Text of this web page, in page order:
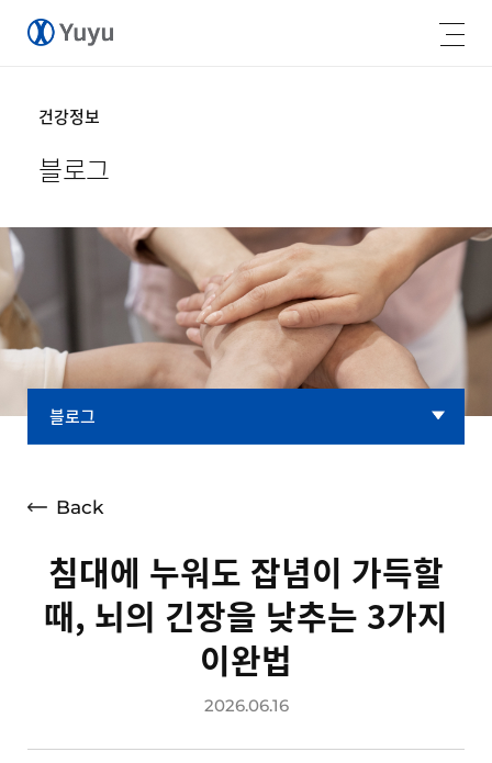
건강정보
블로그
블로그
Back
침대에 누워도 잡념이 가득할
때, 뇌의 긴장을 낮추는 3가지
이완법
2026.06.16